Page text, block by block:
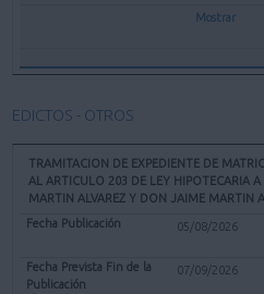
Mostrar
EDICTOS - OTROS
TRAMITACION DE EXPEDIENTE DE
AL ARTICULO 203 DE LEY HIPOTECARIA
MARTIN ALVAREZ Y DON JAIME MARTIN
05/08/2026
07/09/2026